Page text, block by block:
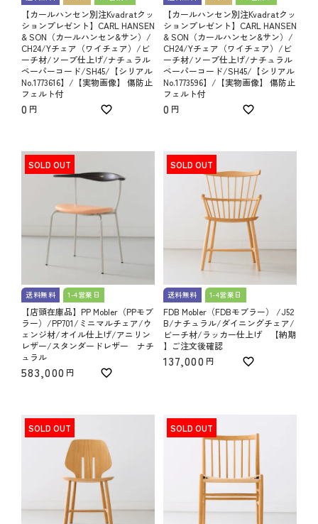
【カールハンセン別注Kvadratクッ
ションプレゼント】CARL HANSEN
& SON（カールハンセン&サン）/
CH24/Yチェア（ワイチェア）/ビ
ーチ材/ソープ仕上げ/ナチュラル
ペーパーコード/SH45/【シリアル
No.1773616】/【実物画像】 傷防止
フェルト付
0
【カールハンセン別注Kvadratクッ
ションプレゼント】CARL HANSEN
& SON（カールハンセン&サン）/
CH24/Yチェア（ワイチェア）/ビ
ーチ材/ソープ仕上げ/ナチュラル
ペーパーコード/SH45/【シリアル
No.1773596】/【実物画像】 傷防止
フェルト付
0
SOLD OUT
送料無料 1-4営業日
【店頭在庫品】PP Mobler（PPモブ
ラー）/PP701/ミニマルチェア/ウ
ェンジ材/オイル仕上げ/アニリン
レザー/スタンダードレザー ナチ
ュラル
583,000
SOLD OUT
送料無料 1-4営業日
FDB Mobler（FDBモブラー） /J52
B/ナチュラル/ダイニングチェア/
ビーチ材/ラッカー仕上げ 【納期
】ご注文後確認
137,000
SOLD OUT SOLD OUT